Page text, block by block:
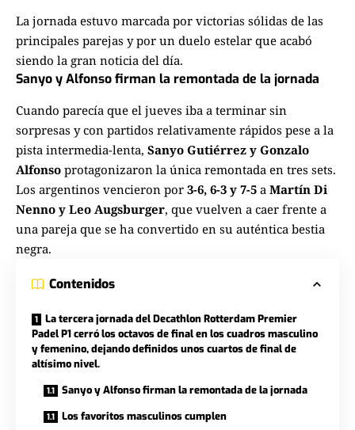
La jornada estuvo marcada por victorias sólidas de las
principales parejas y por un duelo estelar que acabó
siendo la gran noticia del día.
Sanyo y Alfonso firman la remontada de la jornada
Cuando parecía que el jueves iba a terminar sin
sorpresas y con partidos relativamente rápidos pese a la
pista intermedia-lenta, Sanyo Gutiérrez y Gonzalo
Alfonso protagonizaron la única remontada en tres sets.
Los argentinos vencieron por 3-6, 6-3 y 7-5 a Martín Di
Nenno y Leo Augsburger, que vuelven a caer frente a
una pareja que se ha convertido en su auténtica bestia
negra.
Contenidos
La tercera jornada del Decathlon Rotterdam Premier
Padel P1 cerró los octavos de final en los cuadros masculino
y femenino, dejando definidos unos cuartos de final de
altísimo nivel.
Sanyo y Alfonso firman la remontada de la jornada
Los favoritos masculinos cumplen